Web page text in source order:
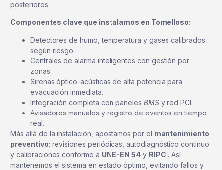
posteriores.
Componentes clave que instalamos en Tomelloso:
Detectores de humo, temperatura y gases calibrados
según riesgo.
Centrales de alarma inteligentes con gestión por
zonas.
Sirenas óptico-acústicas de alta potencia para
evacuación inmediata.
Integración completa con paneles BMS y red PCI.
Avisadores manuales y registro de eventos en tiempo
real.
Más allá de la instalación, apostamos por el mantenimiento
preventivo: revisiones periódicas, autodiagnóstico continuo
y calibraciones conforme a UNE-EN 54 y RIPCI. Así
mantenemos el sistema en estado óptimo, evitando fallos y